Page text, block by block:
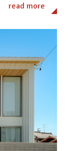
read more